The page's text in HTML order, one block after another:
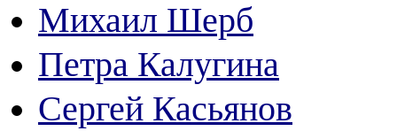
Михаил Шерб
Петра Калугина
Сергей Касьянов